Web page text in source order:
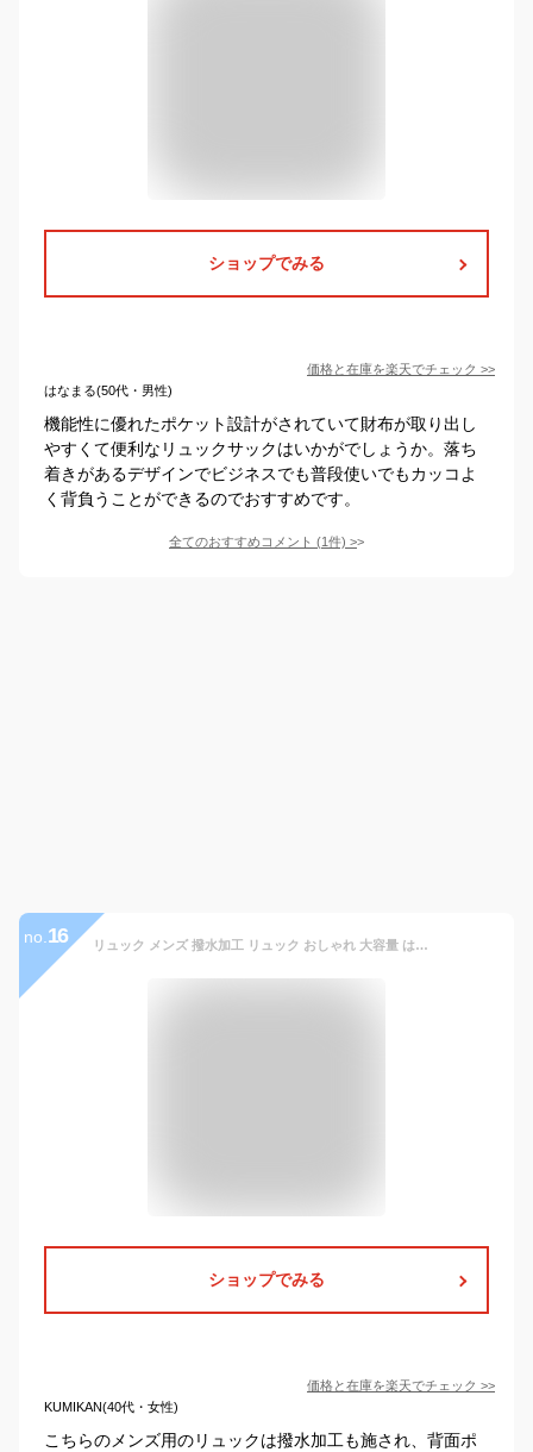
ショップでみる
価格と在庫を楽天でチェック >>
はなまる(50代・男性)
機能性に優れたポケット設計がされていて財布が取り出し
やすくて便利なリュックサックはいかがでしょうか。落ち
着きがあるデザインでビジネスでも普段使いでもカッコよ
く背負うことができるのでおすすめです。
全てのおすすめコメント (1件) >
no. 16 リュック メンズ 撥水加工 リュック おしゃれ 大容量 はっ水 ナイロン リュック メンズ 通学 リュック メンズ リュックサック メンズ 黒リュック 撥水リュック 自転車 通勤 A4 大学 高校 仕事 背面ポケット 背面ファスナー 雨に強い 鞄 かばん バッグ カジュアル アウトドア
ショップでみる
価格と在庫を楽天でチェック >>
KUMIKAN(40代・女性)
こちらのメンズ用のリュックは撥水加工も施され、背面ポ